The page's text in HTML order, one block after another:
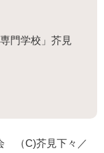
門学校」芥見
（C)芥見下々／